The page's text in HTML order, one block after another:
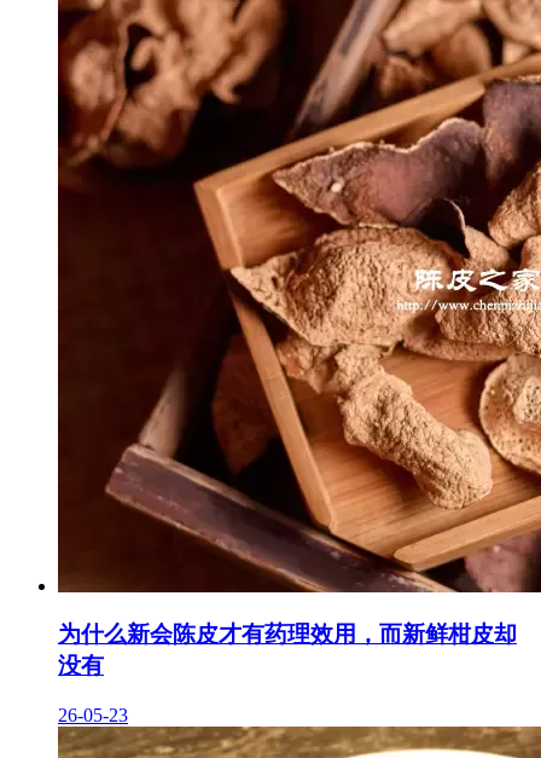
为什么新会陈皮才有药理效用，而新鲜柑皮却
没有
26-05-23